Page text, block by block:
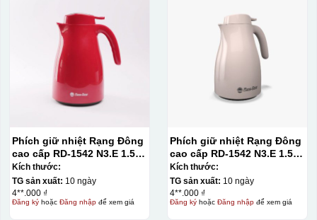
Phích giữ nhiệt Rạng Đông
cao cấp RD-1542 N3.E 1.5L
– màu đỏ
Kích thước:
TG sản xuất: 10 ngày
4**.000 ₫
Đăng kýhoặc Đăng nhậpđể xem giá
Phích giữ nhiệt Rạng Đông
cao cấp RD-1542 N3.E 1.5L
– màu hồng
Kích thước:
TG sản xuất: 10 ngày
4**.000 ₫
Đăng kýhoặc Đăng nhậpđể xem giá